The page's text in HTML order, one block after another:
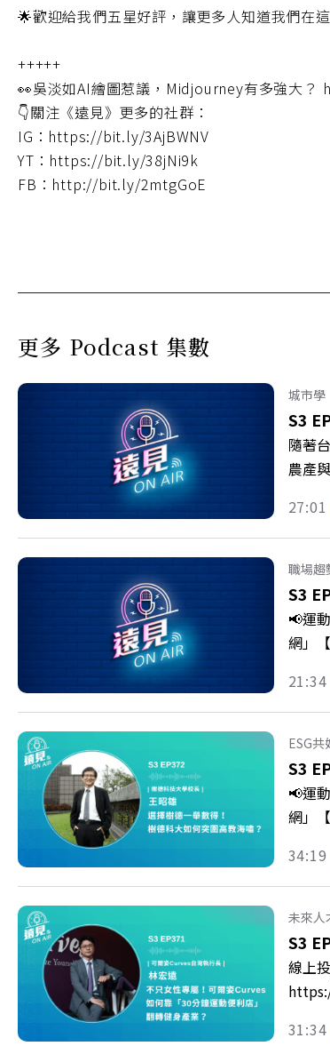
🌟歡迎給我們五星好評，讓更多人知道我們在
+++++
👀吳淡如AI繪圖惹議，Midjourney有多強大
👇關注《遠見》更多的社群：
IG：https://bit.ly/3AjBWNV
YT：https://bit.ly/38jNi9k
FB：http://bit.ly/2mtgGoE
更多 Podcast 集數
城市學
S3
隨著
農產
更
劇團
程，
級，
打造
團董
27:01
職場趨
S3
📢運
網」
敗的
爾模
奇」
山對
手裡
家優
21:34
ESG共
S3
📢運
網」
到樹
「產
USR
慶遠
34:19
未來人
S3
線上
轉
機！
31:34